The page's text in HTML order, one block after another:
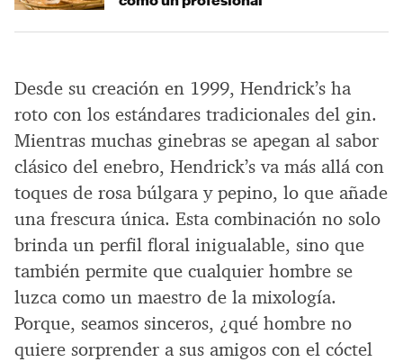
Desde su creación en 1999, Hendrick’s ha
roto con los estándares tradicionales del gin.
Mientras muchas ginebras se apegan al sabor
clásico del enebro, Hendrick’s va más allá con
toques de rosa búlgara y pepino, lo que añade
una frescura única. Esta combinación no solo
brinda un perfil floral inigualable, sino que
también permite que cualquier hombre se
luzca como un maestro de la mixología.
Porque, seamos sinceros, ¿qué hombre no
quiere sorprender a sus amigos con el cóctel